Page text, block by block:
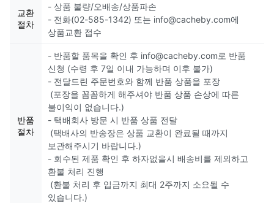
교환
절차
- 상품 불량/오배송/상품파손
- 전화(02-585-1342) 또는 info@cacheby.com에
상품교환 접수
반품
절차
- 반품할 품목을 확인 후 info@cacheby.com로 반품
신청 (수령 후 7일 이내 가능하며 이후 불가)
- 전달드린 주문번호와 함께 반품 상품을 포장
(포장을 꼼꼼하게 해주셔야 반품 상품 손상에 따른
불이익이 없습니다.)
- 택배회사 방문 시 반품 상품 전달
(택배사의 반송장은 상품 교환이 완료될 때까지
보관해주시기 바랍니다.)
- 회수된 제품 확인 후 하자없을시 배송비를 제외하고
환불 처리 진행
(환불 처리 후 입금까지 최대 2주까지 소요될 수
있습니다.)